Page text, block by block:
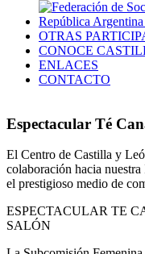
OTRAS
CONOCE
ENLACES
CONTACTO
Espectacular Té
El Centro de Castilla y
colaboración hacia
el prestigioso medio de
ESPECTACULAR TE
SALÓN